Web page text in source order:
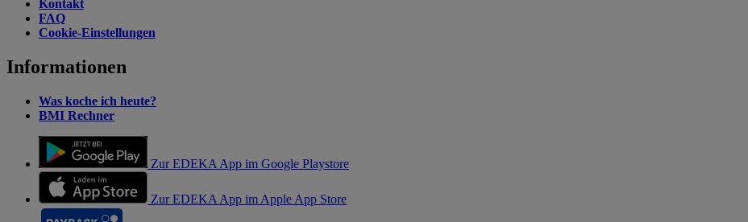
Kontakt
FAQ
Cookie-Einstellungen
Informationen
Was koche ich heute?
BMI Rechner
Zur EDEKA App im Google Playstore
Zur EDEKA App im Apple App Store